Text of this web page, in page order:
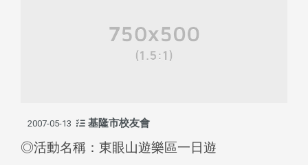
2007-05-13 基隆市校友會
◎活動名稱：東眼山遊樂區一日遊